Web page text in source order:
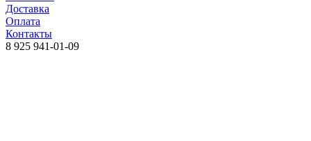
Доставка
Оплата
Контакты
8 925 941-01-09